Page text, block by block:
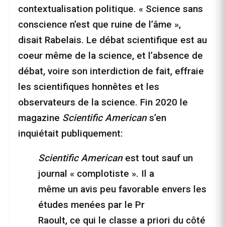
contextualisation politique. « Science sans
conscience n’est que ruine de l’âme »,
disait Rabelais. Le débat scientifique est au
coeur même de la science, et l’absence de
débat, voire son interdiction de fait, effraie
les scientifiques honnêtes et les
observateurs de la science. Fin 2020 le
magazine Scientific Americans’en
inquiétait publiquement:
Scientific Americanest tout sauf un
journal « complotiste ». Il a
même un avis peu favorable envers les
études menées par le Pr
Raoult, ce qui le classe a priori du côté